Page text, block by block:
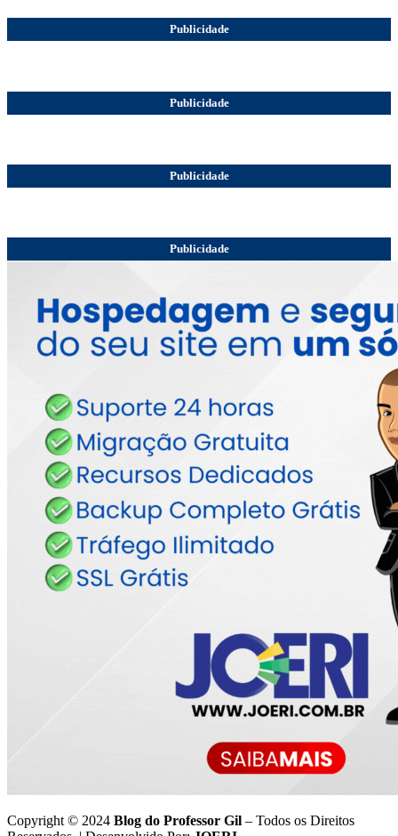
Publicidade
Publicidade
Publicidade
Publicidade
Copyright © 2024 Blog do Professor Gil – Todos os Direitos